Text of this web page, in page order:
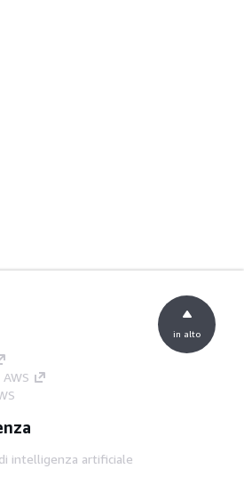
intelligenza artificiale
in alto